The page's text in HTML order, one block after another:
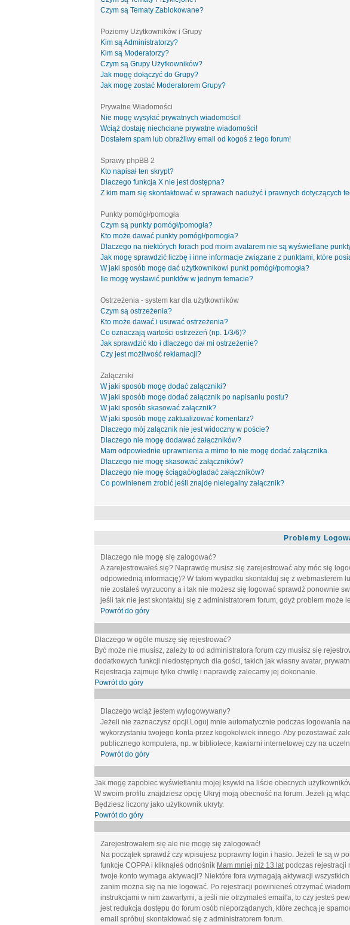
Czym są Tematy Zablokowane?
Poziomy Użytkowników i Grupy
Kim są Administratorzy?
Kim są Moderatorzy?
Czym są Grupy Użytkowników?
Jak mogę dołączyć do Grupy?
Jak mogę zostać Moderatorem Grupy?
Prywatne Wiadomości
Nie mogę wysyłać prywatnych wiadomości!
Wciąż dostaję niechciane prywatne wiadomości!
Dostałem spam lub obraźliwy email od kogoś z tego forum!
Sprawy phpBB 2
Kto napisał ten skrypt?
Dlaczego funkcja X nie jest dostępna?
Z kim mam się skontaktować w sprawach nadużyć i prawnych dotyczących
Punkty pomógł/pomogła
Czym są punkty pomógł/pomogła?
Kto może dawać punkty pomógł/pomogła?
Dlaczego na niektórych forach pod moim avatarem nie są wyświetlane
Jak mogę sprawdzić liczbę i inne informacje związane z punktami, które
W jaki sposób mogę dać użytkownikowi punkt pomógł/pomogła?
Ile mogę wystawić punktów w jednym temacie?
Ostrzeżenia - system kar dla użytkowników
Czym są ostrzeżenia?
Kto może dawać i usuwać ostrzeżenia?
Co oznaczają wartości ostrzeżeń (np. 1/3/6)?
Jak sprawdzić kto i dlaczego dał mi ostrzeżenie?
Czy jest możliwość reklamacji?
Załączniki
W jaki sposób mogę dodać załączniki?
W jaki sposób mogę dodać załącznik po napisaniu postu?
W jaki sposób skasować załącznik?
W jaki sposób mogę zaktualizować komentarz?
Dlaczego mój załącznik nie jest widoczny w poście?
Dlaczego nie mogę dodawać załączników?
Mam odpowiednie uprawnienia a mimo to nie mogę dodać załącznika.
Dlaczego nie mogę skasować załączników?
Dlaczego nie mogę ściągać/ogladać załączników?
Co powinienem zrobić jeśli znajdę nielegalny załącznik?
Problemy
Dlaczego nie mogę się zalogować?
A zarejestrowałeś się? Naprawdę musisz się zarejestrować aby móc się
odpowiednią informację)? W takim wypadku skontaktuj się z webmasterem
nie zostałeś wyrzucony a i tak nie możesz się logować sprawdź ponownie
jeśli tak nie jest skontaktuj się z administratorem forum, gdyż problem może
Powrót do góry
Dlaczego w ogóle muszę się rejestrować?
Być może nie musisz, zależy to od administratora forum czy musisz się
dodatkowych funkcji niedostępnych dla gości, takich jak własny avatar,
Rejestracja zajmuje tylko chwilę i naprawdę zalecamy jej dokonanie.
Powrót do góry
Dlaczego wciąż jestem wylogowywany?
Jeżeli nie zaznaczysz opcji Loguj mnie automatycznie podczas logowania
wykorzystaniu twojego konta przez kogokolwiek innego. Aby pozostawać
publicznego komputera, np. w bibliotece, kawiarni internetowej czy na
Powrót do góry
Jak mogę zapobiec wyświetlaniu mojej ksywki na liście obecnych
W swoim profilu znajdziesz opcję Ukryj moją obecność na forum. Jeżeli ją
Będziesz liczony jako użytkownik ukryty.
Powrót do góry
Zarejestrowałem się ale nie mogę się zalogować!
Na początek sprawdź czy wpisujesz poprawny login i hasło. Jeżeli te są w
funkcje COPPA i kliknąłeś odnośnik Mam mniej niż 13 latpodczas rejestracji
twoje konto wymaga aktywacji? Niektóre fora wymagają aktywacji
zanim można się na nie logować. Po rejestracji powinieneś otrzymać
instrukcjami w nim zawartymi, a jeśli nie otrzymałeś email'a, to czy jesteś
jest redukcja dostępu do forum osób nieporządanych, które zechcą je
email spróbuj skontaktować się z administratorem forum.